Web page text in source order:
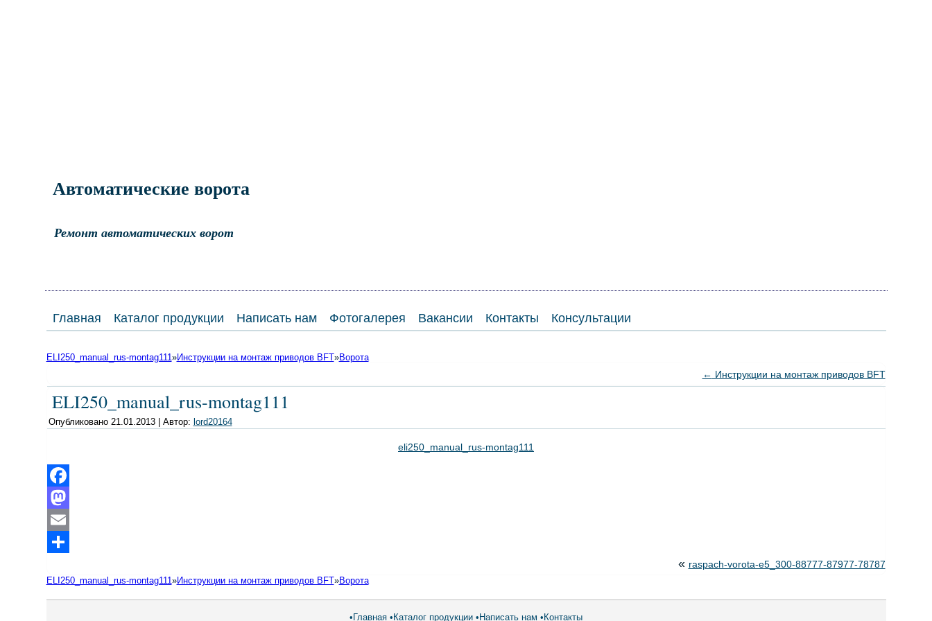
Автоматические ворота
Ремонт автоматических ворот
Главная Каталог продукции Написать нам Фотогалерея Вакансии Контакты Консультации
ELI250_manual_rus-montag111»Инструкции на монтаж приводов BFT»Ворота
← Инструкции на монтаж приводов BFT
ELI250_manual_rus-montag111
Опубликовано 21.01.2013| Автор: lord20164
eli250_manual_rus-montag111
Facebook
Mastodon
Email
« raspach-vorota-e5_300-88777-87977-78787
ELI250_manual_rus-montag111»Инструкции на монтаж приводов BFT»Ворота
• Главная • Каталог продукции • Написать нам • Контакты